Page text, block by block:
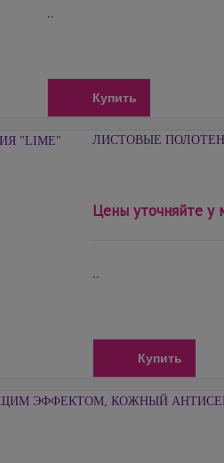
..
Купить
ЛИСТОВЫЕ
Цены уточняйте у
..
Купить